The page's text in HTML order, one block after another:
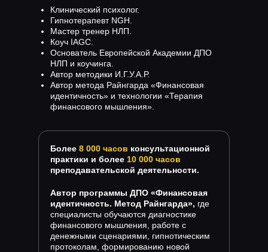
Клинический психолог.
Гипнотерапевт NGH.
Мастер тренер НЛП.
Коуч IAGC.
Основатель Европейской Академии ДПО
НЛП и коучинга.
Автор методики И.Г.У.А.Р.
Автор метода Райнгарда «Финансовая
идентичность» и технологии «Терапия
финансового мышления».
Автор программы ДПО «Финансовая
идентичность. Метод Райнгарда», где
специалисты обучаются диагностике
финансового мышления, работе с
денежными сценариями, гипнотическим
протоколам, формированию новой
Более 8 000 часов консультационной
практики и более 10 000 часов
преподавательской деятельности.